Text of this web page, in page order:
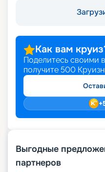
Как вам
Поделитесь своими
получите 500
+
Выгодные
партнеров